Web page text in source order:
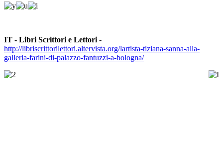
IT - Libri Scrittori e Lettori -
http://libriscrittorilettori.altervista.org/lartista-tiziana-sanna-alla-
galleria-farini-di-palazzo-fantuzzi-a-bologna/